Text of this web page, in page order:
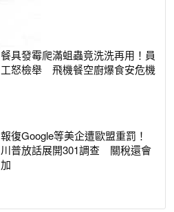
餐具發霉爬滿蛆蟲竟洗洗再用！員
工怒檢舉 飛機餐空廚爆食安危機
報復Google等美企遭歐盟重罰！
川普放話展開301調查 關稅還會
加